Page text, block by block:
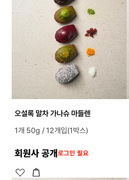
오설록 말차 가나슈 마들렌
1개 50g / 12개입(1박스)
회원사 공개로그인 필요